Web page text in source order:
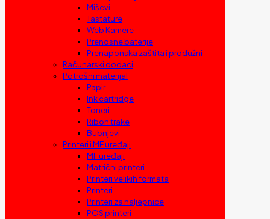
Miševi
Tastature
Web Kamere
Prenosne baterije
Prenaponska zaštita i produžni
Računarski dodaci
Potrošni materijal
Papir
Ink cartridge
Toneri
Ribon trake
Bubnjevi
Printeri i MF uređaji
MF uređaji
Matrični printeri
Printeri velikih formata
Printeri
Printeri za naljepnice
POS printeri